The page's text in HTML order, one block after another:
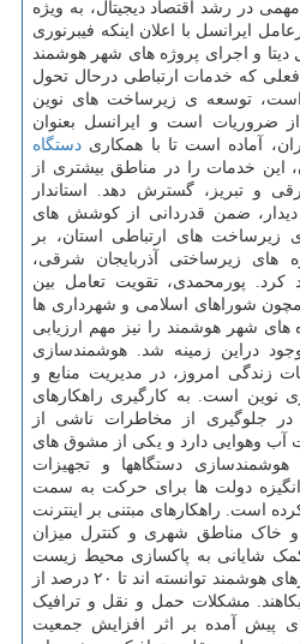
در رشد اقتصاد دیجیتال، به ویژه
ایرانسل با اعلان اینکه فیبرنوری
و اجرای پروژه های شهر هوشمند
که خدمات ارتباطی درحال تحول
توسعه ی زیرساخت های نوین
از ضروریات است و ایرانسل بعنوان
دستگاه
این خدمات را در مناطق بیشتری از
و تبریز، گسترش دهد. استاندار
دیدار، ضمن قدردانی از کوشش های
های ارتباطی استان، بر
های زیرساختی آذربایجان شرقی،
کرد. پورمحمدی، تقویت تعامل بین
شوراهای اسلامی و شهرداری ها
های شهر هوشمند را نیز مهم ارزیابی
دراین زمینه شد. هوشمندسازی
زندگی امروز، در مدیریت منابع و
نوین است. به کارگیری راهکارهای
جلوگیری از مخاطرات ناشی از
آب وهوایی دارد و یکی از مشوق های
دستگاهها و تجهیزات
انگیزه دولت ها برای حرکت به سمت
است. راهکارهای مبتنی بر اینترنت
و خاک مناطق شهری و کنترل میزان
شایانی به پاکسازی محیط زیست
خواهند کرد. دراین زمینه، شهرهای هوشمند توانسته اند تا ۲۰ درصد از
بکاهند. مشکلات حمل و نقل و ترافیک
پیش آمده بر اثر افزایش جمعیت